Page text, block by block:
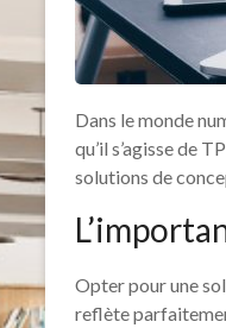
Dans le monde
qu’il s’agisse de
solutions de
Opter pour une
reflète